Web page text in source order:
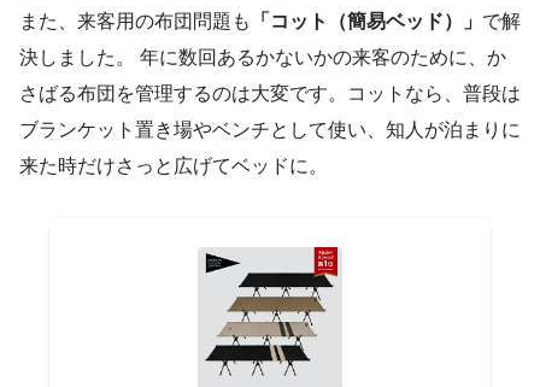
また、来客用の布団問題も 「コット（簡易ベッド）」 で解
決しました。 年に数回あるかないかの来客のために、か
さばる布団を管理するのは大変です。コットなら、普段は
ブランケット置き場やベンチとして使い、知人が泊まりに
来た時だけさっと広げてベッドに。